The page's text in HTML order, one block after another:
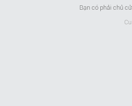
Bạn có phải chủ